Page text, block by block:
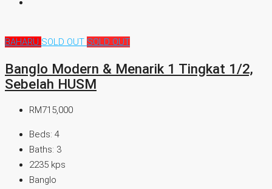
BAHARU SOLD OUT SOLD OUT
Banglo Modern & Menarik 1 Tingkat 1/2,
Sebelah HUSM
RM715,000
Beds: 4
Baths: 3
2235 kps
Banglo